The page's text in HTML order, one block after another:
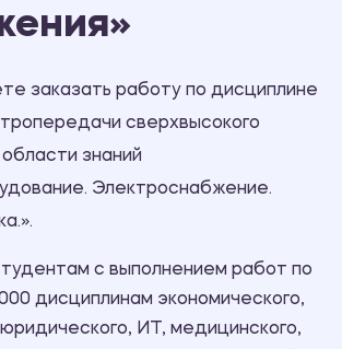
заказать работу по дисциплине
сверхвысокого
знаний
Электроснабжение.
с выполнением работ по
дисциплинам экономического,
ИТ, медицинского,